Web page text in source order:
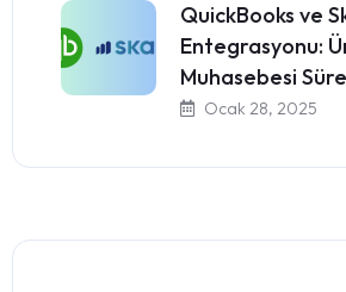
QuickBooks ve
Entegrasyonu:
Muhasebesi
Ocak 28, 2025